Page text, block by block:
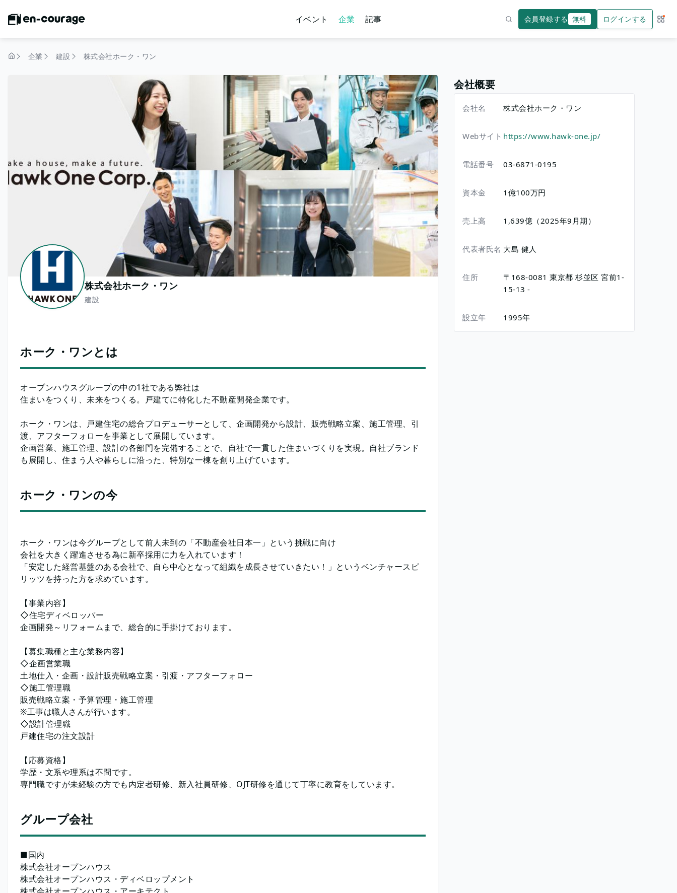
イベント 企業 記事 会員登録する 無料 ログインする サー
企業 建設 株式会社ホーク・ワン
株式会社ホーク・ワン
建設
ホーク・ワンとは
オープンハウスグループの中の1社である弊社は
住まいをつくり、未来をつくる。戸建てに特化した不動産開発企業です。
ホーク・ワンは、戸建住宅の総合プロデューサーとして、企画開発から設計、販売戦略立案、施工管理、引
渡、アフターフォローを事業として展開しています。
企画営業、施工管理、設計の各部門を完備することで、自社で一貫した住まいづくりを実現。自社ブランド
も展開し、住まう人や暮らしに沿った、特別な一棟を創り上げています。
ホーク・ワンの今
ホーク・ワンは今グループとして前人未到の「不動産会社日本一」という挑戦に向け
会社を大きく躍進させる為に新卒採用に力を入れています！
「安定した経営基盤のある会社で、自ら中心となって組織を成長させていきたい！」というベンチャースピ
リッツを持った方を求めています。
【事業内容】
◇住宅ディベロッパー
企画開発～リフォームまで、総合的に手掛けております。
【募集職種と主な業務内容】
◇企画営業職
土地仕入・企画・設計販売戦略立案・引渡・アフターフォロー
◇施工管理職
販売戦略立案・予算管理・施工管理
※工事は職人さんが行います。
◇設計管理職
戸建住宅の注文設計
【応募資格】
学歴・文系や理系は不問です。
専門職ですが未経験の方でも内定者研修、新入社員研修、OJT研修を通じて丁寧に教育をしています。
グループ会社
■国内
株式会社オープンハウス
株式会社オープンハウス・ディベロップメント
会社概要
会社名 株式会社ホーク・ワン
Webサイト https://www.hawk-one.jp/
電話番号 03-6871-0195
資本金 1億100万円
売上高 1,639億（2025年9月期）
代表者氏名 大島 健人
住所 〒168-0081東京都杉並区 宮前1-
15-13-
設立年 1995年